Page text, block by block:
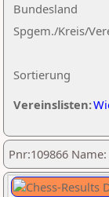
Sortierung
Bundesland
Spgem./Kreis/
Vereinslisten:
Pnr:109866